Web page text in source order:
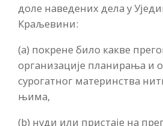
доле наведених дела у
Краљевини:
(а) покрене било какве
организације планирања и
сурогатног материнства
њима,
(b) нуди или пристаје на